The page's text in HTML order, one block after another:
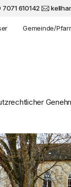
7071 610142
Gemeinde/